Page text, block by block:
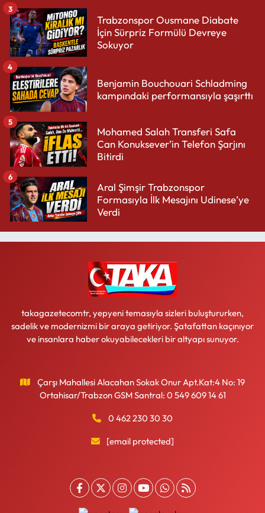
Trabzonspor Ousmane Diabate
İçin Sürpriz Formülü Devreye
Sokuyor
3
Benjamin Bouchouari Schladming
kampındaki performansıyla şaşırttı
4
Mohamed Salah Transferi Safa
Can Konuksever’in Telefon Şarjını
Bitirdi
5
Aral Şimşir Trabzonspor
Formasıyla İlk Mesajını Udinese’ye
Verdi
6
takagazetecomtr, yepyeni temasıyla sizleri buluştururken,
sadelik ve modernizmi bir araya getiriyor. Şatafattan kaçınıyor
ve insanlara haber okuyabilecekleri bir altyapı sunuyor.
Çarşı Mahallesi Alacahan Sokak Onur Apt.Kat:4 No: 19
Ortahisar/Trabzon GSM Santral: 0 549 609 14 61
0 462 230 30 30
[email protected]